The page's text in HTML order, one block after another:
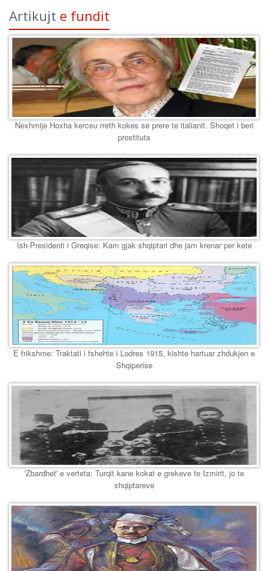
Artikujt e fundit
Nexhmije Hoxha kerceu rreth kokes se prere te italianit. Shoqet i beri
prostituta
Ish-Presidenti i Greqise: Kam gjak shqiptari dhe jam krenar per kete
E frikshme: Traktati i fshehte i Lodres 1915, kishte hartuar zhdukjen e
Shqiperise
'Zbardhet' e verteta: Turqit kane kokat e grekeve te Izmirit, jo te
shqiptareve